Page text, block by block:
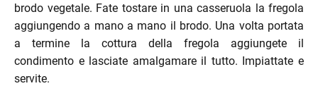
brodo vegetale. Fate tostare in una casseruola la fregola
aggiungendo a mano a mano il brodo. Una volta portata
a termine la cottura della fregola aggiungete il
condimento e lasciate amalgamare il tutto. Impiattate e
servite.